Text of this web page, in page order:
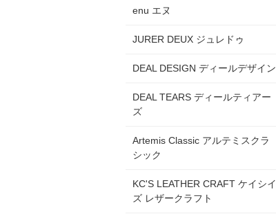
enu エヌ
JURER DEUX ジュレドゥ
DEAL DESIGN ディールデザイン
DEAL TEARS ディールティアー
ズ
Artemis Classic アルテミスクラ
シック
KC'S LEATHER CRAFT ケイシイ
ズ レザークラフト